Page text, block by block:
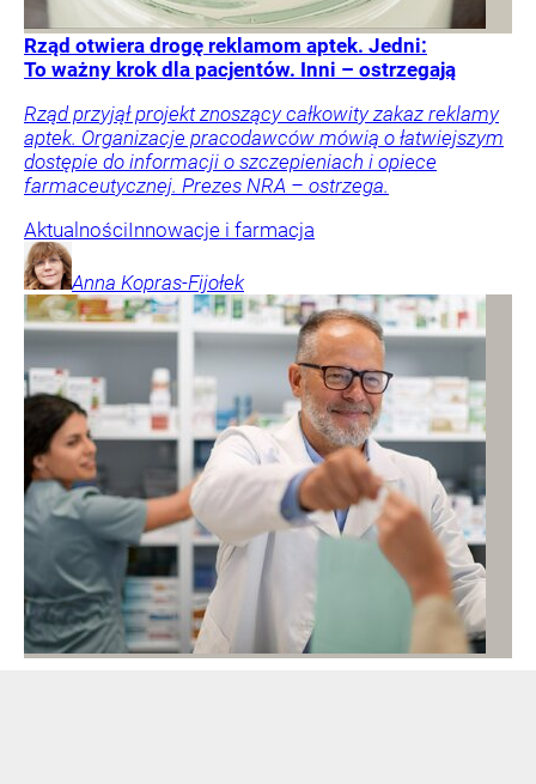
Rząd otwiera drogę reklamom aptek. Jedni:
To ważny krok dla pacjentów. Inni – ostrzegają
Rząd przyjął projekt znoszący całkowity zakaz reklamy
aptek. Organizacje pracodawców mówią o łatwiejszym
dostępie do informacji o szczepieniach i opiece
farmaceutycznej. Prezes NRA – ostrzega.
AktualnościInnowacje i farmacja
Anna Kopras-Fijołek